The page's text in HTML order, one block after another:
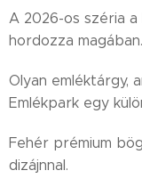
A 2026-os széria
hordozza magában.
Olyan emléktárgy,
Emlékpark egy
Fehér prémium
dizájnnal.